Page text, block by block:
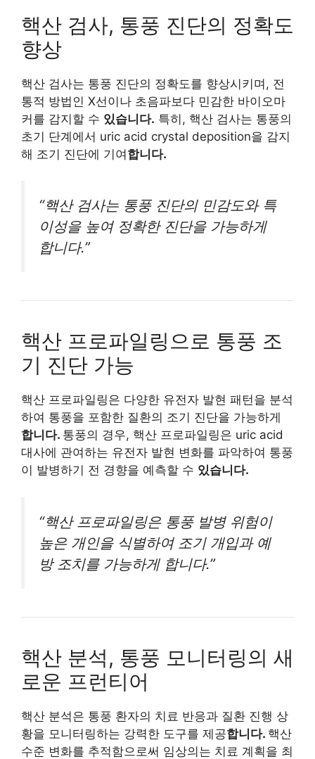
핵산 검사, 통풍 진단의 정확도
향상
핵산 검사는 통풍 진단의 정확도를 향상시키며, 전
통적 방법인 X선이나 초음파보다 민감한 바이오마
커를 감지할 수 있습니다. 특히, 핵산 검사는 통풍의
초기 단계에서 uric acid crystal deposition을 감지
해 조기 진단에 기여합니다.
“핵산 검사는 통풍 진단의 민감도와 특
이성을 높여 정확한 진단을 가능하게
합니다.”
핵산 프로파일링으로 통풍 조
기 진단 가능
핵산 프로파일링은 다양한 유전자 발현 패턴을 분석
하여 통풍을 포함한 질환의 조기 진단을 가능하게
합니다. 통풍의 경우, 핵산 프로파일링은 uric acid
대사에 관여하는 유전자 발현 변화를 파악하여 통풍
이 발병하기 전 경향을 예측할 수 있습니다.
“핵산 프로파일링은 통풍 발병 위험이
높은 개인을 식별하여 조기 개입과 예
방 조치를 가능하게 합니다.”
핵산 분석, 통풍 모니터링의 새
로운 프런티어
핵산 분석은 통풍 환자의 치료 반응과 질환 진행 상
황을 모니터링하는 강력한 도구를 제공합니다. 핵산
수준 변화를 추적함으로써 임상의는 치료 계획을 최